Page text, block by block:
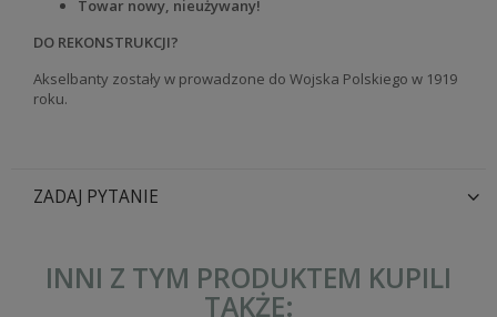
Towar nowy, nieużywany!
DO REKONSTRUKCJI?
Akselbanty zostały w prowadzone do Wojska Polskiego w 1919
roku.
ZADAJ PYTANIE
INNI Z TYM PRODUKTEM KUPILI
TAKŻE: